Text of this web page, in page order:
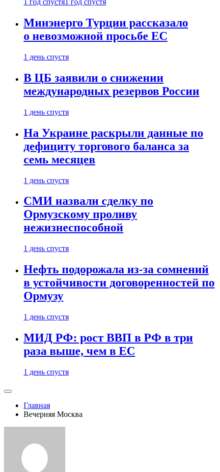
1 год спустя 1 год спустя
Минэнерго Турции рассказало
о невозможной просьбе ЕС
1 день спустя
В ЦБ заявили о снижении
международных резервов России
1 день спустя
На Украине раскрыли данные по
дефициту торгового баланса за
семь месяцев
1 день спустя
СМИ назвали сделку по
Ормузскому проливу
нежизнеспособной
1 день спустя
Нефть подорожала из-за сомнений
в устойчивости договоренностей по
Ормузу
1 день спустя
МИД РФ: рост ВВП в РФ в три
раза выше, чем в ЕС
1 день спустя
Главная
Вечерняя Москва